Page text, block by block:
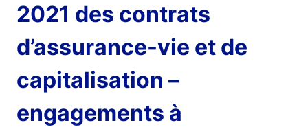
2021 des contrats
d’assurance-vie et de
capitalisation –
engagements à